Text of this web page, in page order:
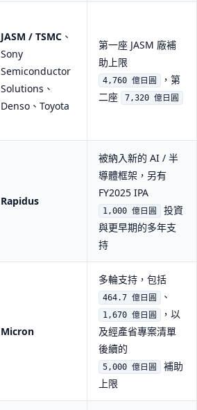
JASM / TSMC 、
Sony
Semiconductor
Solutions、
Denso、Toyota
第一座 JASM 廠補
助上限
4,760 億日圓
，第
二座
7,320 億日圓
Rapidus
被納入新的 AI / 半
導體框架，另有
FY2025 IPA
1,000 億日圓
投資
與更早期的多年支
持
Micron
多輪支持，包括
464.7 億日圓 、
1,670 億日圓
，以
及經產省專案清單
後續的
5,000 億日圓
補助
上限